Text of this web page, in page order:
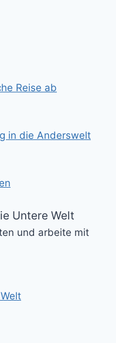
Reise ab
in die Anderswelt
Untere Welt
und arbeite mit